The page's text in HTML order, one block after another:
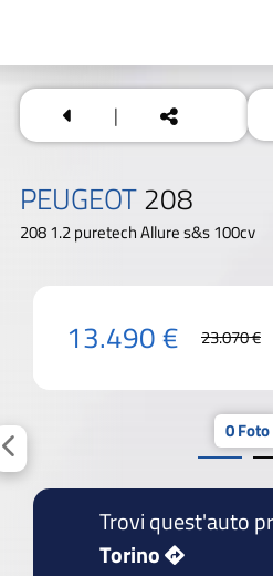
|
PEUGEOT208
208 1.2 puretech Allure s&s 100cv
13.490 € 23.070 €
0 Foto
Trovi quest'auto
Torino